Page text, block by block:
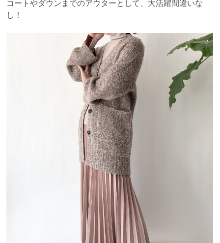
コートやダウンまでのアウターとして、大活躍間違いな
し！